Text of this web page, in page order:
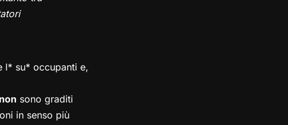
l* su* occupanti e,
non sono graditi
in senso più